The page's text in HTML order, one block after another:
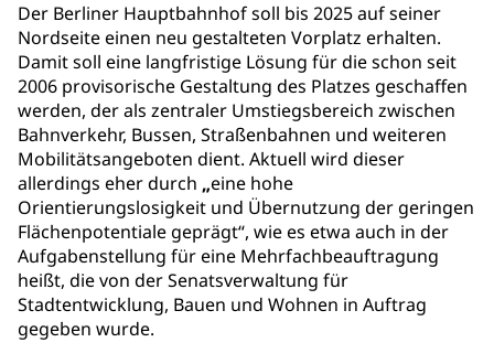
Der Berliner Hauptbahnhof soll bis 2025 auf seiner
Nordseite einen neu gestalteten Vorplatz erhalten.
Damit soll eine langfristige Lösung für die schon seit
2006 provisorische Gestaltung des Platzes geschaffen
werden, der als zentraler Umstiegsbereich zwischen
Bahnverkehr, Bussen, Straßenbahnen und weiteren
Mobilitätsangeboten dient. Aktuell wird dieser
allerdings eher durch „eine hohe
Orientierungslosigkeit und Übernutzung der geringen
Flächenpotentiale geprägt“, wie es etwa auch in der
Aufgabenstellung für eine Mehrfachbeauftragung
heißt, die von der Senatsverwaltung für
Stadtentwicklung, Bauen und Wohnen in Auftrag
gegeben wurde.